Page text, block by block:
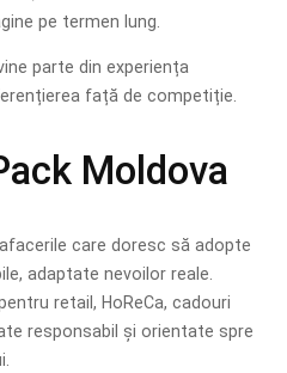
pe termen lung.
parte din experiența
față de competiție.
Moldova
care doresc să adopte
adaptate nevoilor reale.
retail, HoReCa, cadouri
responsabil și orientate spre